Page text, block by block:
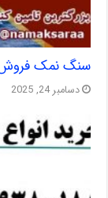
سنگ نمک فروش
دسامبر 24, 2025